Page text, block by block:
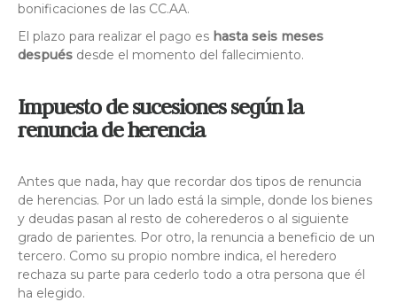
bonificaciones de las CC.AA.
El plazo para realizar el pago es hasta seis meses
después desde el momento del fallecimiento.
Impuesto de sucesiones según la
renuncia de herencia
Antes que nada, hay que recordar dos tipos de renuncia
de herencias. Por un lado está la simple, donde los bienes
y deudas pasan al resto de coherederos o al siguiente
grado de parientes. Por otro, la renuncia a beneficio de un
tercero. Como su propio nombre indica, el heredero
rechaza su parte para cederlo todo a otra persona que él
ha elegido.